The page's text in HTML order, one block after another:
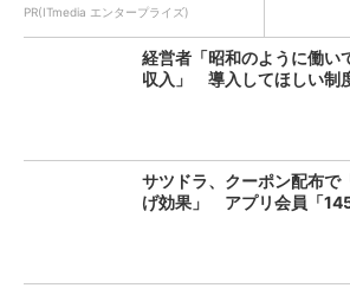
PR(ITmedia エンタープライズ)
経営者「昭和のように働い
収入」 導入してほしい制
サツドラ、クーポン配布で
げ効果」 アプリ会員「